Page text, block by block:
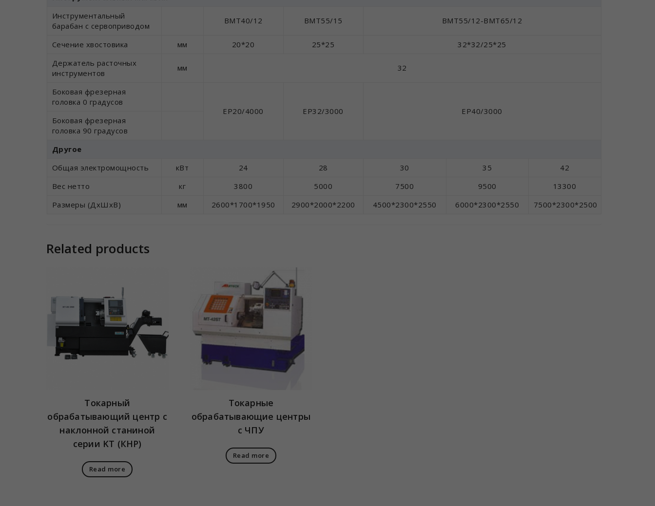
Инструментальный
барабан с сервоприводом
BMT40/12 BMT55/15 BMT55/12-BMT65/12
Сечение хвостовика мм 20*20 25*25
32*32/25*25
Держатель расточных
инструментов
мм 32
Боковая фрезерная
головка 0 градусов
ЕР20/4000
ЕР32/3000
ЕР40/3000
Боковая фрезерная
головка 90 градусов
Другое
Общая электромощность
кВт 24 28 30 35
42
Вес нетто
кг 3800 5000 7500 9500
13300
Размеры (ДхШхВ)
мм 2600*1700*1950 2900*2000*2200 4500*2300*2550 6000*2300*2550 7500*2300*2500
Related products
Токарный
обрабатывающий центр с
наклонной станиной
серии KT (КНР)
Read more
Токарные
обрабатывающие центры
с ЧПУ
Read more